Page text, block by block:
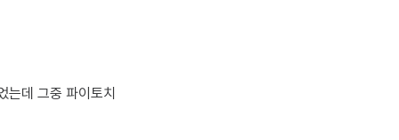
는데 그중 파이토치